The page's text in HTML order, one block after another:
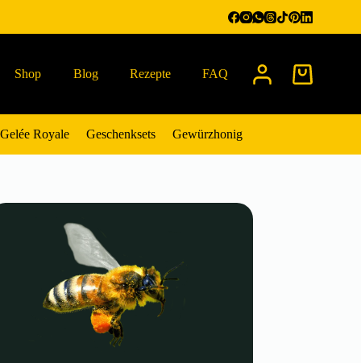
Shop Blog Rezepte FAQ Warenkorb
Gelée Royale Geschenksets Gewürzhonig